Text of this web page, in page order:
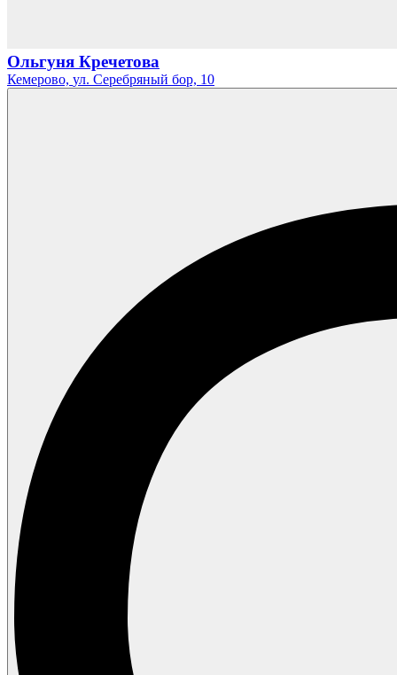
Ольгуня Кречетова
Кемерово, ул. Серебряный бор, 10